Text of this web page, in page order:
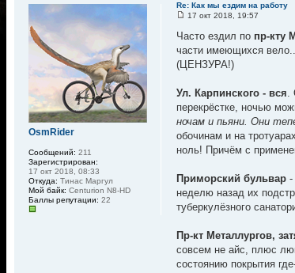
Re: Как мы ездим на работу
17 окт 2018, 19:57
Часто ездил по пр-кту
части имеющихся
(ЦЕНЗУРА!)
Ул. Карпинского - вся.
перекрёстке, ночью
ночам и пьяни. Они
обочинам и на
ноль! Причём с
Приморский бульвар -
неделю назад их
туберкулёзного
Пр-кт Металлургов,
совсем не айс, плюс
состоянию покрытия
OsmRider
Сообщений: 211
Зарегистрирован:
17 окт 2018, 08:33
Откуда: Тинас Маргул
Мой байк: Centurion N8-HD
Баллы репутации: 22